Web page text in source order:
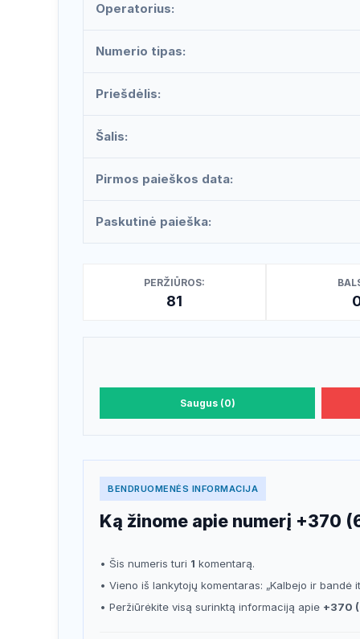
Operatorius:
Numerio tipas:
Priešdėlis:
Šalis:
Pirmos paieškos data:
Paskutinė paieška:
PERŽIŪROS:
81
Saugus (0)
BENDRUOMENĖS INFORMACIJA
Ką žinome apie numerį +370
• Šis numeris turi 1 komentarą.
• Vieno iš lankytojų komentaras: „Kalbejo ir
• Peržiūrėkite visą surinktą informaciją apie +370